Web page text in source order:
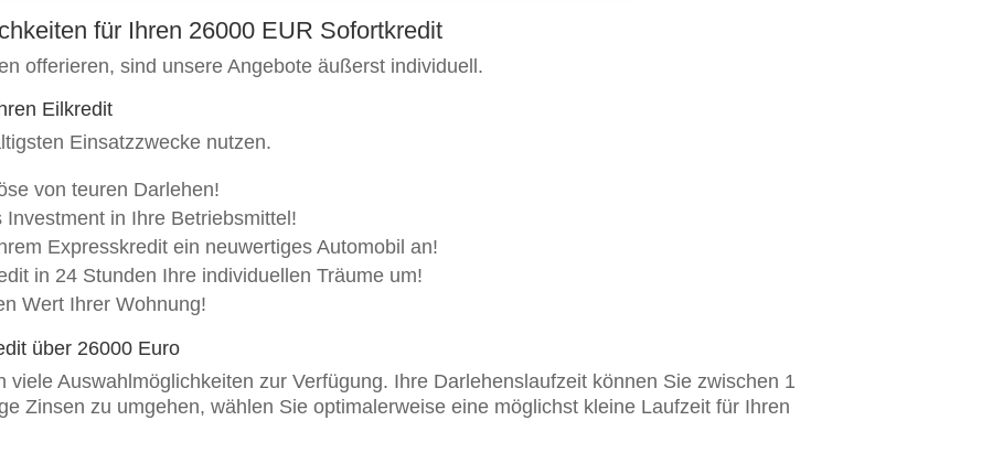
für Ihren 26000 EUR Sofortkredit
offerieren, sind unsere Angebote äußerst individuell.
Eilkredit
Einsatzzwecke nutzen.
von teuren Darlehen!
in Ihre Betriebsmittel!
Expresskredit ein neuwertiges Automobil an!
in 24 Stunden Ihre individuellen Träume um!
Wert Ihrer Wohnung!
über 26000 Euro
Auswahlmöglichkeiten zur Verfügung. Ihre Darlehenslaufzeit können Sie zwischen 1
Zinsen zu umgehen, wählen Sie optimalerweise eine möglichst kleine Laufzeit für Ihren